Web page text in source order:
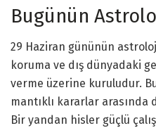
Bugünün
29 Haziran gününün
koruma ve dış dünyadaki
verme üzerine kuruludur.
mantıklı kararlar
Bir yandan hisler güçlü